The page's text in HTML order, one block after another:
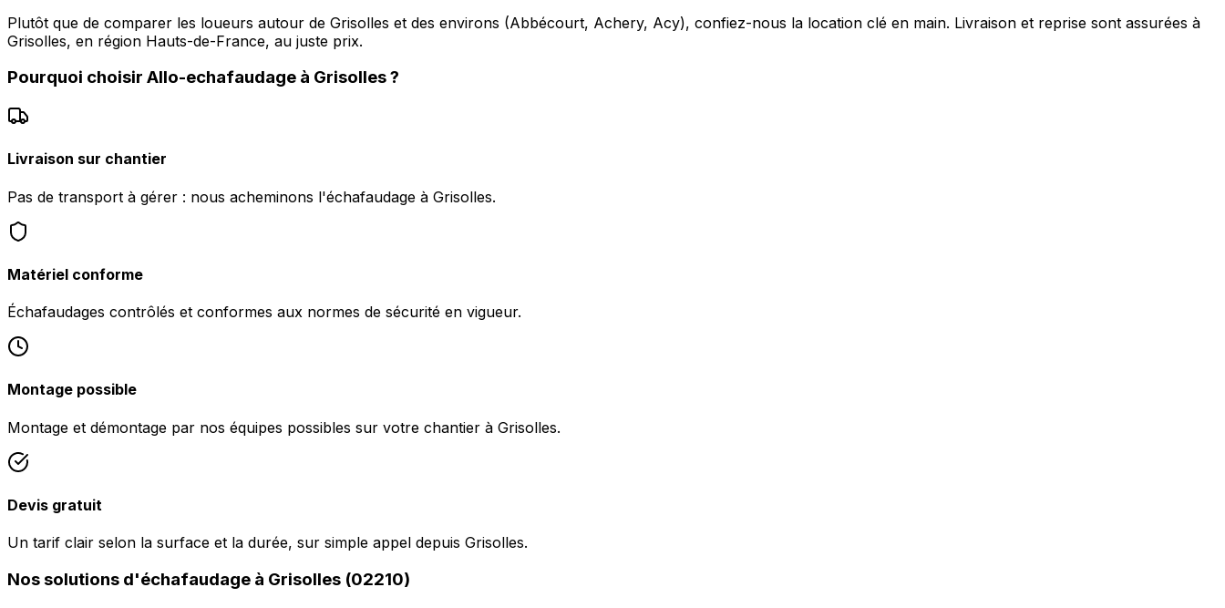
Plutôt que de comparer les loueurs autour de Grisolles et des environs (Abbécourt, Achery, Acy), confiez-nous la location clé en main. Livraison et reprise sont assurées à
Grisolles, en région Hauts-de-France, au juste prix.
Pourquoi choisir Allo-echafaudage à Grisolles?
Livraison sur chantier
Pas de transport à gérer : nous acheminons l'échafaudage à Grisolles.
Matériel conforme
Échafaudages contrôlés et conformes aux normes de sécurité en vigueur.
Montage possible
Montage et démontage par nos équipes possibles sur votre chantier à Grisolles.
Devis gratuit
Un tarif clair selon la surface et la durée, sur simple appel depuis Grisolles.
Nos solutions d'échafaudage à Grisolles (02210)